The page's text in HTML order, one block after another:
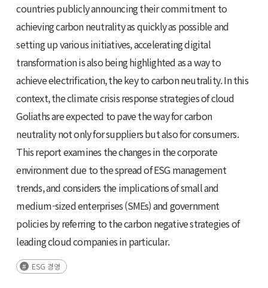
countries publicly announcing their commitment to
achieving carbon neutrality as quickly as possible and
setting up various initiatives, accelerating digital
transformation is also being highlighted as a way to
achieve electrification, the key to carbon neutrality. In this
context, the climate crisis response strategies of cloud
Goliaths are expected to pave the way for carbon
neutrality not only for suppliers but also for consumers.
This report examines the changes in the corporate
environment due to the spread of ESG management
trends, and considers the implications of small and
medium-sized enterprises (SMEs) and government
policies by referring to the carbon negative strategies of
leading cloud companies in particular.
ESG 경영